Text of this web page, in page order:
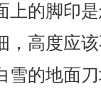
上的脚印
，高度应
雪的地面